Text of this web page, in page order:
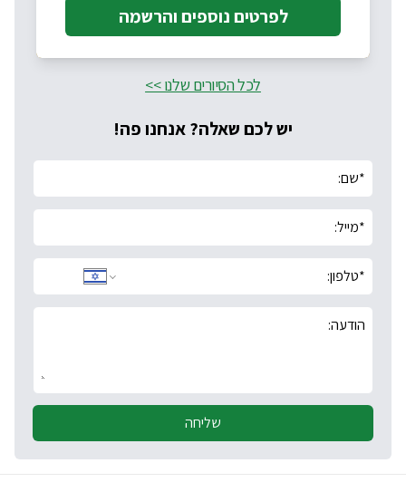
לפרטים נוספים והרשמה
לכל הסיורים שלנו >>
יש לכם שאלה? אנחנו פה!
*שם:
*מייל:
*טלפון:
הודעה:
שליחה